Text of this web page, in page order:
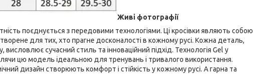
Живі фотографії
поєднується з передовими технологіями. Ці кросівки являють собою
для тих, хто прагне досконалості в кожному русі. Кожна деталь,
висловлює сучасний стиль та інноваційний підхід. Технологія Gel у
цю модель ідеальною для тренувань і тривалого використання.
дизайн створюють комфорт і стійкість у кожному русі. А гарна та